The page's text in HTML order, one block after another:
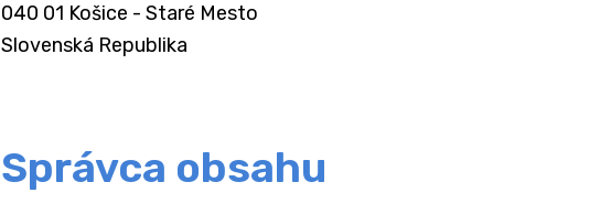
040 01 Košice - Staré Mesto
Slovenská Republika
Správca obsahu